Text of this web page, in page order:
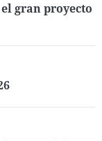
gran proyecto